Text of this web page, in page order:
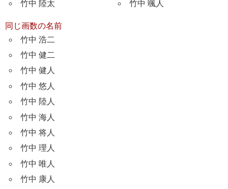
竹中 陸太 竹中 颯人
同じ画数の名前
竹中 浩二
竹中 健二
竹中 健人
竹中 悠人
竹中 陸人
竹中 海人
竹中 将人
竹中 理人
竹中 唯人
竹中 康人